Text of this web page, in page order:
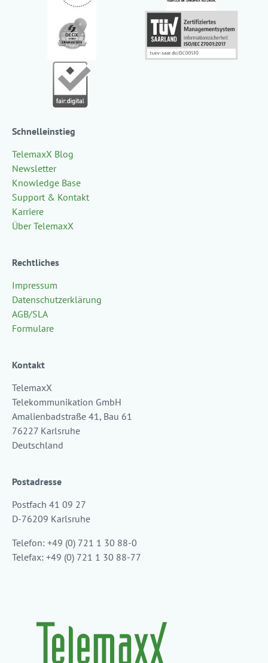
Schnelleinstieg
TelemaxX Blog
Newsletter
Knowledge Base
Support & Kontakt
Karriere
Über TelemaxX
Rechtliches
Impressum
Datenschutzerklärung
AGB/SLA
Formulare
Kontakt
TelemaxX
Telekommunikation GmbH
Amalienbadstraße 41, Bau 61
76227 Karlsruhe
Deutschland
Postadresse
Postfach 41 09 27
D-76209 Karlsruhe
Telefon: +49 (0) 721 1 30 88-0
Telefax: +49 (0) 721 1 30 88-77